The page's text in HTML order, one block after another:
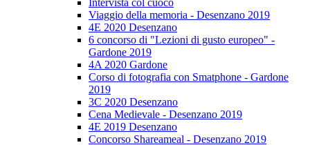
Intervista col cuoco
Viaggio della memoria - Desenzano 2019
4E 2020 Desenzano
6 concorso di "Lezioni di gusto europeo" -
Gardone 2019
4A 2020 Gardone
Corso di fotografia con Smatphone - Gardone
2019
3C 2020 Desenzano
Cena Medievale - Desenzano 2019
4E 2019 Desenzano
Concorso Shareameal - Desenzano 2019